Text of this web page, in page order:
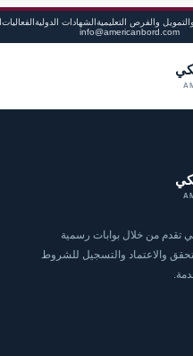
والفرص التعليميةالشهادات الدوليةالفعاليات
info@americanbord.com
تقدم من خلال بوابات رسمية
والاعتماد والتسجيل للشروط